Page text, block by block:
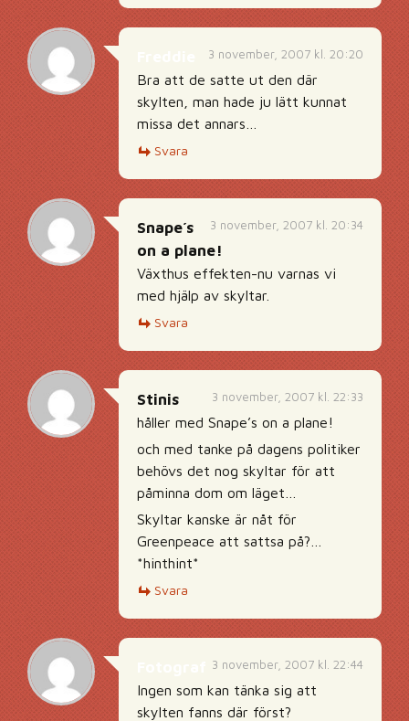
3 november, 2007 kl. 20:20
Bra att de satte ut den där
skylten, man hade ju lätt kunnat
missa det annars…
Svara
3 november, 2007 kl. 20:34
Snape´s
on a plane!
Växthus effekten-nu varnas vi
med hjälp av skyltar.
Svara
3 november, 2007 kl. 22:33
Stinis
håller med Snape’s on a plane!
och med tanke på dagens politiker
behövs det nog skyltar för att
påminna dom om läget…
Skyltar kanske är nåt för
Greenpeace att sattsa på?…
*hinthint*
Svara
3 november, 2007 kl. 22:44
Ingen som kan tänka sig att
skylten fanns där först?